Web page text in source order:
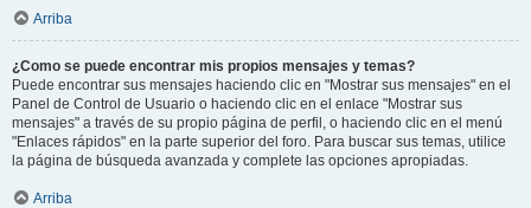
Arriba
¿Como se puede encontrar mis propios mensajes y temas?
Puede encontrar sus mensajes haciendo clic en "Mostrar sus mensajes" en el
Panel de Control de Usuario o haciendo clic en el enlace "Mostrar sus
mensajes" a través de su propio página de perfil, o haciendo clic en el menú
"Enlaces rápidos" en la parte superior del foro. Para buscar sus temas, utilice
la página de búsqueda avanzada y complete las opciones apropiadas.
Arriba